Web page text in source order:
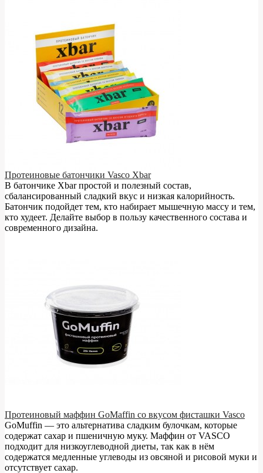
Протеиновые батончики Vasco Xbar
В батончике Xbar простой и полезный состав,
сбалансированный сладкий вкус и низкая калорийность.
Батончик подойдет тем, кто набирает мышечную массу и тем,
кто худеет. Делайте выбор в пользу качественного состава и
современного дизайна.
Протеиновый маффин GoMaffin со вкусом фисташки Vasco
GoMuffin — это альтернатива сладким булочкам, которые
содержат сахар и пшеничную муку. Маффин от VASCO
подходит для низкоуглеводной диеты, так как в нём
содержатся медленные углеводы из овсяной и рисовой муки и
отсутствует сахар.